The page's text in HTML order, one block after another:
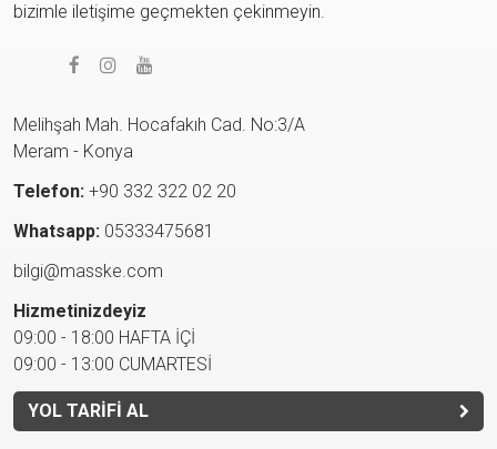
bizimle iletişime geçmekten çekinmeyin.
Melihşah Mah. Hocafakıh Cad. No:3/A
Meram - Konya
Telefon: +90 332 322 02 20
Whatsapp: 05333475681
bilgi@masske.com
Hizmetinizdeyiz
09:00 - 18:00 HAFTA İÇİ
09:00 - 13:00 CUMARTESİ
YOL TARİFİ AL